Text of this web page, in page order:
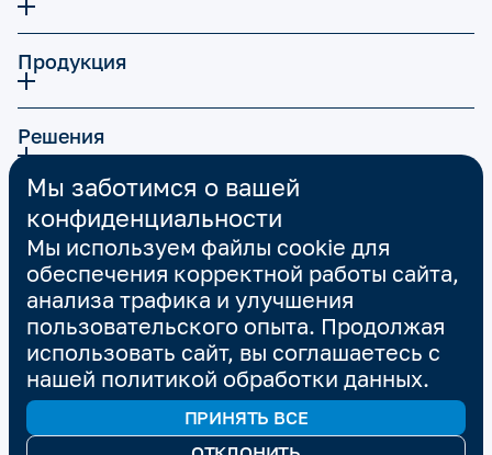
Продукция
Решения
Карьера
Экспертиза | Опыт
Тех.поддержка
FAQ
Мы заботимся о вашей
конфиденциальности
Мы используем файлы cookie для
обеспечения корректной работы сайта,
анализа трафика и улучшения
пользовательского опыта. Продолжая
использовать сайт, вы соглашаетесь с
нашей политикой обработки данных.
ПРИНЯТЬ ВСЕ